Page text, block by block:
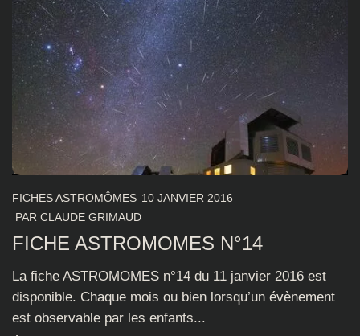
FICHES ASTROMÔMES 10 JANVIER 2016
PAR CLAUDE GRIMAUD
FICHE ASTROMOMES N°14
La fiche ASTROMOMES n°14 du 11 janvier 2016 est
disponible. Chaque mois ou bien lorsqu’un évènement
est observable par les enfants...